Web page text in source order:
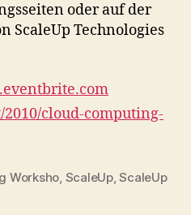
oder auf der
ScaleUp Technologies
cloud-computing-
Worksho ScaleUp,ScaleUp